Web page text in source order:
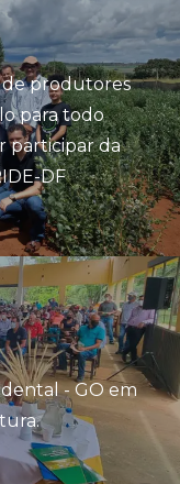
produtores
para todo
da
DF
- GO em